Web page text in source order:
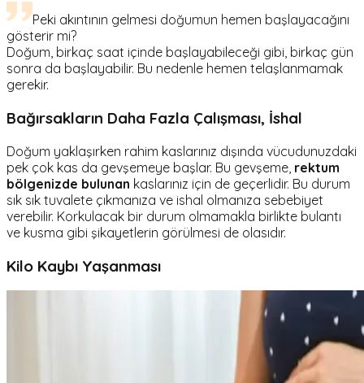
Peki akıntının gelmesi doğumun hemen başlayacağını
gösterir mi?
Doğum, birkaç saat içinde başlayabileceği gibi, birkaç gün
sonra da başlayabilir. Bu nedenle hemen telaşlanmamak
gerekir.
Bağırsakların Daha Fazla Çalışması, İshal
Doğum yaklaşırken rahim kaslarınız dışında vücudunuzdaki
pek çok kas da gevşemeye başlar. Bu gevşeme, rektum
bölgenizde bulunan kaslarınız için de geçerlidir. Bu durum
sık sık tuvalete çıkmanıza ve ishal olmanıza sebebiyet
verebilir. Korkulacak bir durum olmamakla birlikte bulantı
ve kusma gibi şikayetlerin görülmesi de olasıdır.
Kilo Kaybı Yaşanması